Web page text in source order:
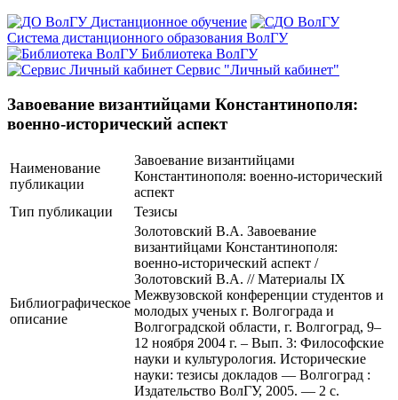
Дистанционное обучение
Система дистанционного образования ВолГУ
Библиотека ВолГУ
Сервис "Личный кабинет"
Завоевание византийцами Константинополя:
военно-исторический аспект
Наименование
публикации
Завоевание византийцами
Константинополя: военно-исторический
аспект
Тип публикации
Тезисы
Библиографическое
описание
Золотовский В.А. Завоевание
византийцами Константинополя:
военно-исторический аспект /
Золотовский В.А. // Материалы IX
Межвузовской конференции студентов и
молодых ученых г. Волгограда и
Волгоградской области, г. Волгоград, 9–
12 ноября 2004 г. – Вып. 3: Философские
науки и культурология. Исторические
науки: тезисы докладов — Волгоград :
Издательство ВолГУ, 2005. — 2 с.